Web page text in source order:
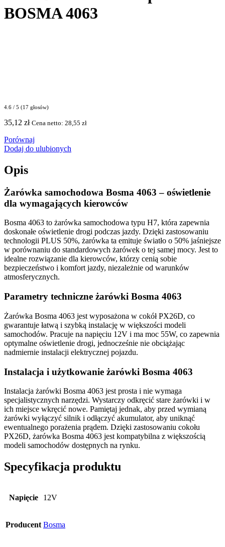
BOSMA 4063
4.6 / 5 (17 głosów)
35,12 zł Cena netto: 28,55 zł
Porównaj
Dodaj do ulubionych
Opis
Żarówka samochodowa Bosma 4063 – oświetlenie
dla wymagających kierowców
Bosma 4063 to żarówka samochodowa typu H7, która zapewnia
doskonałe oświetlenie drogi podczas jazdy. Dzięki zastosowaniu
technologii PLUS 50%, żarówka ta emituje światło o 50% jaśniejsze
w porównaniu do standardowych żarówek o tej samej mocy. Jest to
idealne rozwiązanie dla kierowców, którzy cenią sobie
bezpieczeństwo i komfort jazdy, niezależnie od warunków
atmosferycznych.
Parametry techniczne żarówki Bosma 4063
Żarówka Bosma 4063 jest wyposażona w cokół PX26D, co
gwarantuje łatwą i szybką instalację w większości modeli
samochodów. Pracuje na napięciu 12V i ma moc 55W, co zapewnia
optymalne oświetlenie drogi, jednocześnie nie obciążając
nadmiernie instalacji elektrycznej pojazdu.
Instalacja i użytkowanie żarówki Bosma 4063
Instalacja żarówki Bosma 4063 jest prosta i nie wymaga
specjalistycznych narzędzi. Wystarczy odkręcić stare żarówki i w
ich miejsce wkręcić nowe. Pamiętaj jednak, aby przed wymianą
żarówki wyłączyć silnik i odłączyć akumulator, aby uniknąć
ewentualnego porażenia prądem. Dzięki zastosowaniu cokołu
PX26D, żarówka Bosma 4063 jest kompatybilna z większością
modeli samochodów dostępnych na rynku.
Specyfikacja produktu
Napięcie 12V
Producent Bosma